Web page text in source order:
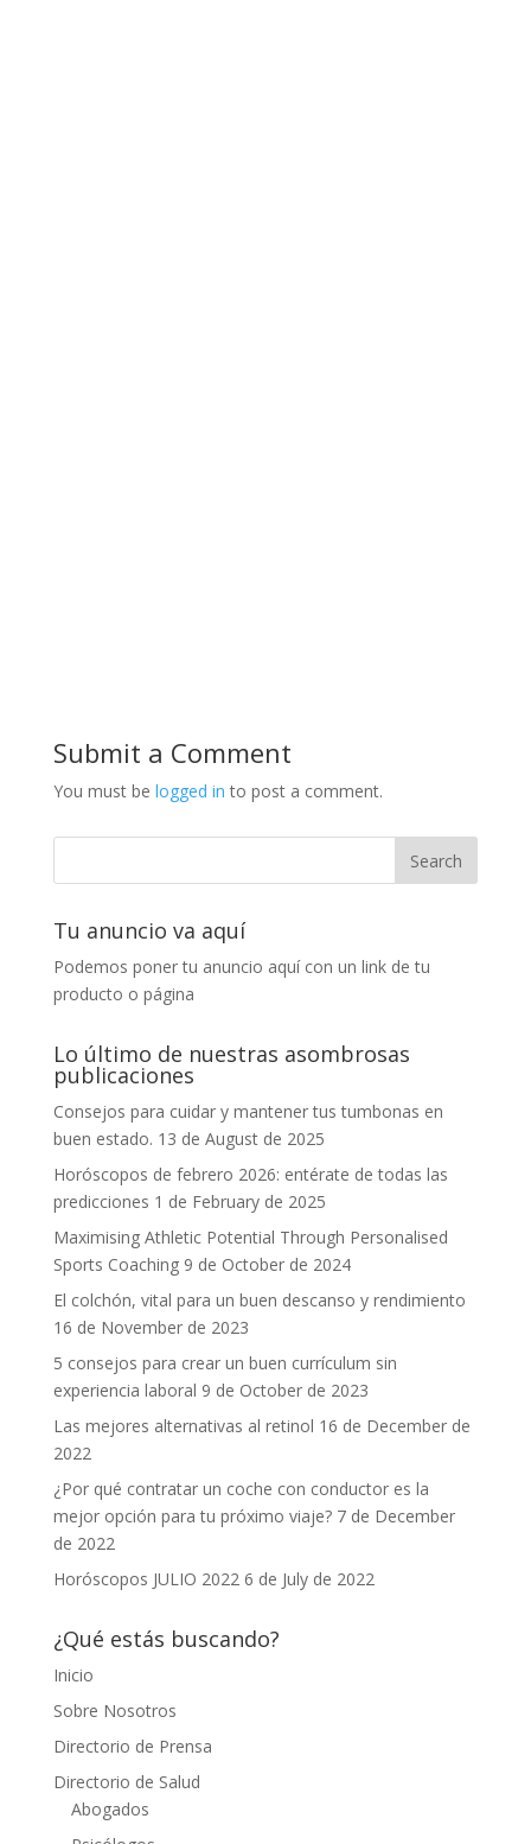
Submit a Comment
You must be logged in to post a comment.
Tu anuncio va aquí
Podemos poner tu anuncio aquí con un link de tu
producto o página
Lo último de nuestras asombrosas
publicaciones
Consejos para cuidar y mantener tus tumbonas en
buen estado. 13 de August de 2025
Horóscopos de febrero 2026: entérate de todas las
predicciones 1 de February de 2025
Maximising Athletic Potential Through Personalised
Sports Coaching 9 de October de 2024
El colchón, vital para un buen descanso y rendimiento
16 de November de 2023
5 consejos para crear un buen currículum sin
experiencia laboral 9 de October de 2023
Las mejores alternativas al retinol 16 de December de
2022
¿Por qué contratar un coche con conductor es la
mejor opción para tu próximo viaje? 7 de December
de 2022
Horóscopos JULIO 2022 6 de July de 2022
¿Qué estás buscando?
Inicio
Sobre Nosotros
Directorio de Prensa
Directorio de Salud
Abogados